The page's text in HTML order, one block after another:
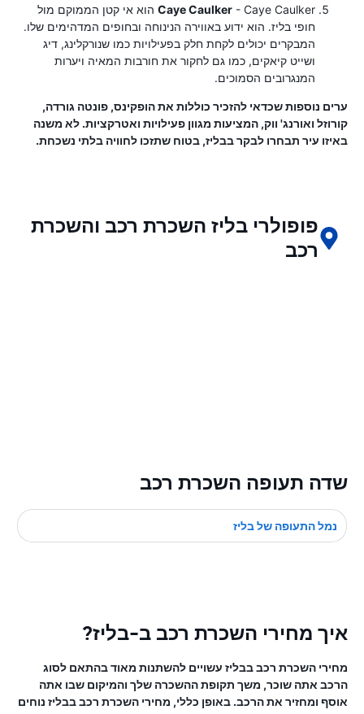
Caye Caulker - Caye Caulker הוא אי קטן הממוקם מול
חופי בליז. הוא ידוע באווירה הנינוחה ובחופים המדהימים שלו.
המבקרים יכולים לקחת חלק בפעילויות כמו שנורקלינג, דיג
ושייט קיאקים, כמו גם לחקור את חורבות המאיה ויערות
המנגרובים הסמוכים.
ערים נוספות שכדאי להזכיר כוללות את הופקינס, פונטה גורדה,
קורוזל ואורנג' ווק, המציעות מגוון פעילויות ואטרקציות. לא משנה
באיזו עיר תבחרו לבקר בבליז, בטוח שתזכו לחוויה בלתי נשכחת.
פופולרי בליז השכרת רכב והשכרת
רכב
שדה תעופה השכרת רכב
נמל התעופה של בליז
איך מחירי השכרת רכב ב-בליז?
מחירי השכרת רכב בבליז עשויים להשתנות מאוד בהתאם לסוג
הרכב אתה שוכר, משך תקופת ההשכרה שלך והמיקום שבו אתה
אוסף ומחזיר את הרכב. באופן כללי, מחירי השכרת רכב בבליז נוחים